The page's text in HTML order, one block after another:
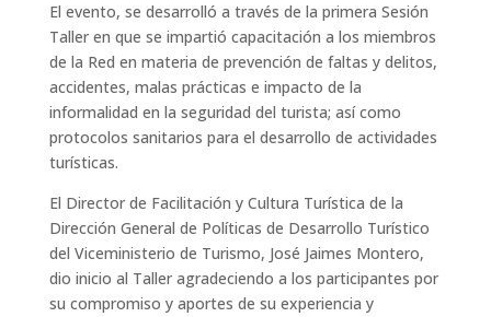
El evento, se desarrolló a través de la primera Sesión
Taller en que se impartió capacitación a los miembros
de la Red en materia de prevención de faltas y delitos,
accidentes, malas prácticas e impacto de la
informalidad en la seguridad del turista; así como
protocolos sanitarios para el desarrollo de actividades
turísticas.
El Director de Facilitación y Cultura Turística de la
Dirección General de Políticas de Desarrollo Turístico
del Viceministerio de Turismo, José Jaimes Montero,
dio inicio al Taller agradeciendo a los participantes por
su compromiso y aportes de su experiencia y